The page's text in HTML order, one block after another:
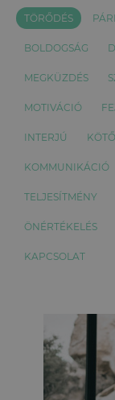
TÖRŐDÉS
BOLDOGSÁG
MEGKÜZDÉS
MOTIVÁCIÓ
INTERJÚ
KOMMUNIKÁCIÓ
TELJESÍTMÉNY
ÖNÉRTÉKELÉS
KAPCSOLAT